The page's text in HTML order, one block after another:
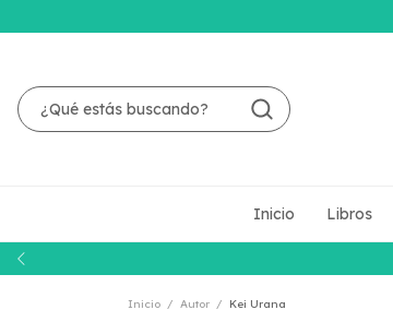
Inicio Libros
Inicio / Autor / Kei Urana